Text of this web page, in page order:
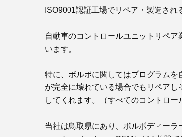
ISO9001認証工場でリペア・製造され
自動車のコントロールユニットリペ
います。
特に、ボルボに関してはプログラム
が完全に壊れている場合でもリペア
してくれます。（すべてのコントロー
当社は鳥取県にあり、ボルボディー